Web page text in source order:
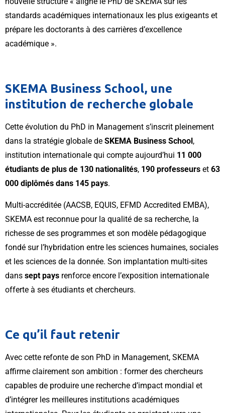
standards académiques internationaux les plus exigeants et
prépare les doctorants à des carrières d’excellence
académique ».
SKEMA Business School, une
institution de recherche globale
Cette évolution du PhD in Management s’inscrit pleinement
dans la stratégie globale de SKEMA Business School,
institution internationale qui compte aujourd’hui 11 000
étudiants de plus de 130 nationalités, 190 professeurs et 63
000 diplômés dans 145 pays.
Multi-accréditée (AACSB, EQUIS, EFMD Accredited EMBA),
SKEMA est reconnue pour la qualité de sa recherche, la
richesse de ses programmes et son modèle pédagogique
fondé sur l’hybridation entre les sciences humaines, sociales
et les sciences de la donnée. Son implantation multi-sites
dans sept pays renforce encore l’exposition internationale
offerte à ses étudiants et chercheurs.
Ce qu’il faut retenir
Avec cette refonte de son PhD in Management, SKEMA
affirme clairement son ambition : former des chercheurs
capables de produire une recherche d’impact mondial et
d’intégrer les meilleures institutions académiques